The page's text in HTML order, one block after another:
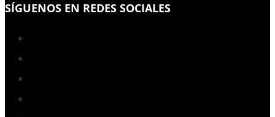
SÍGUENOS EN REDES SOCIALES